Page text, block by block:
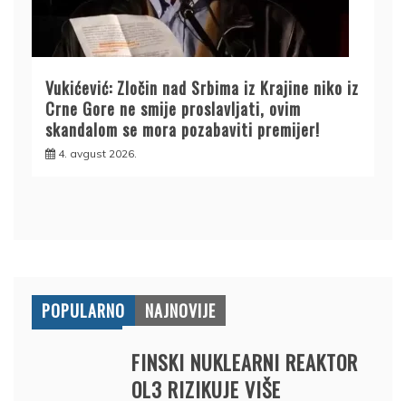
Vukićević: Zločin nad Srbima iz Krajine niko iz
Crne Gore ne smije proslavljati, ovim
skandalom se mora pozabaviti premijer!
4. avgust 2026.
POPULARNO NAJNOVIJE
FINSKI NUKLEARNI REAKTOR
OL3 RIZIKUJE VIŠE